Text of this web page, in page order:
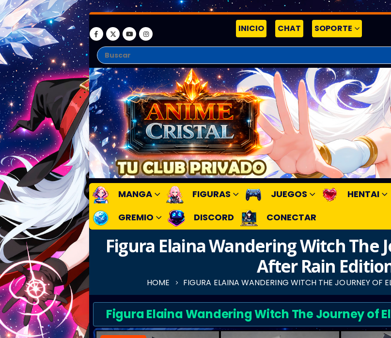
INICIO CHAT SOPORTE
MANGA FIGURAS JUEGOS HENTAI
GREMIO
DISCORD CONECTAR
Figura Elaina Wandering Witch The
After Rain
HOME FIGURA ELAINA WANDERING WITCH THE JOURNEY OF
Figura Elaina Wandering Witch The Journey of